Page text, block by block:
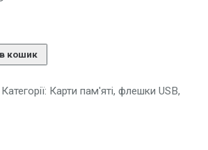
кошик
Категорії: Карти пам'яті, флешки USB,